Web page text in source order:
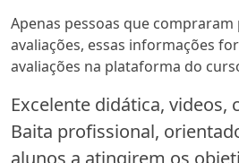
Apenas pessoas que compraram
avaliações, essas informações
avaliações na plataforma do
Excelente didática, videos,
Baita profissional,
alunos a atingirem os